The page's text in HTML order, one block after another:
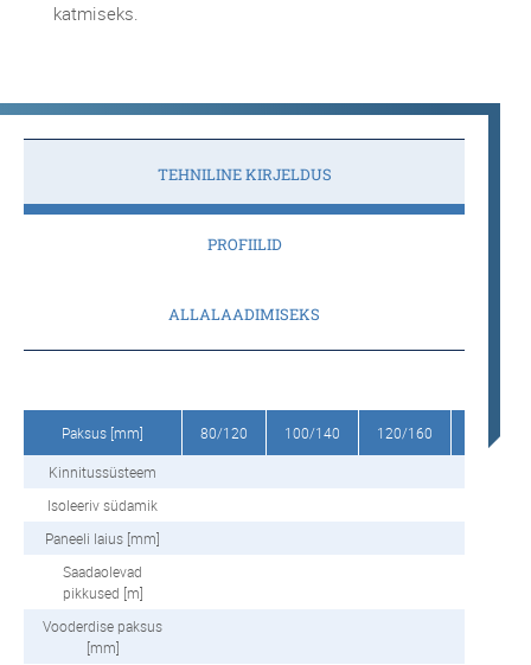
katmiseks.
TEHNILINE KIRJELDUS
PROFIILID
ALLALAADIMISEKS
Paksus [mm] 80/120 100/140 120/160 150/190
Kinnitussüsteem
Isoleeriv südamik
Paneeli laius [mm]
Saadaolevad
pikkused [m]
Vooderdise paksus
[mm]